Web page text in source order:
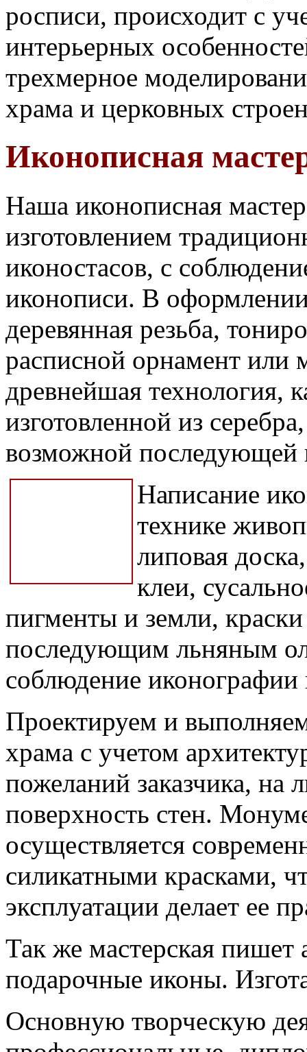
росписи, происходит с
интерьерных
трехмерное
храма и церковных
Иконописная
Наша иконописная
изготовлением
иконостасов, с
иконописи. В оформлении
деревянная резьба,
расписной орнамент или
древнейшая технология,
изготовленной из
возможной последующей
Написание
технике
липовая
клеи,
пигменты и земли,
последующим льняным
соблюдение иконографии
Проектируем и
храма с учетом
пожеланий заказчика,
поверхность стен.
осуществляется
силикатными красками,
эксплуатации делает ее
Так же мастерская
подарочные иконы.
Основную творческую